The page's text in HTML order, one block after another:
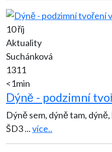
10 říj
Aktuality
Suchánková
1311
<1min
Dýně - podzimní
Dýně sem, dýně tam, dýně, kam
ŠD3...více..